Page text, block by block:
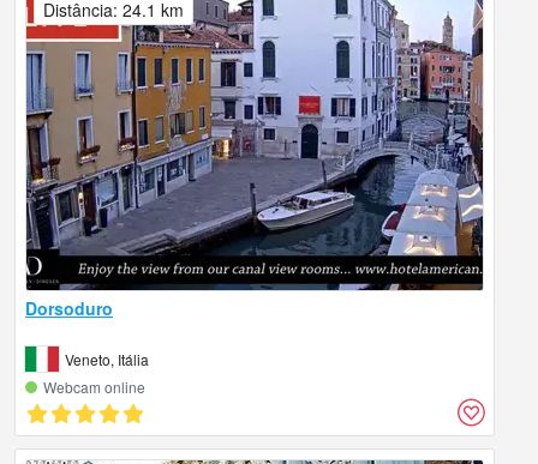
Dorsoduro
Veneto, Itália
Webcam online
Distância: 24.1 km